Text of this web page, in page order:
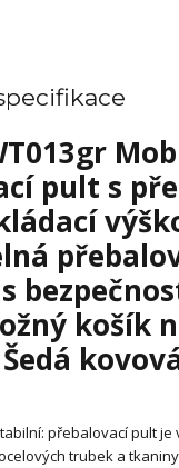
pult s
košík
přebalovací pult je
trubek a